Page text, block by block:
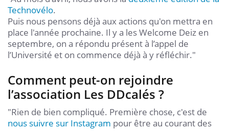
Technovélo.
Puis nous pensons déjà aux actions qu'on mettra en
place l'année prochaine. Il y a les Welcome Deiz en
septembre, on a répondu présent à l’appel de
l’Université et on commence déjà à y réfléchir."
Comment peut-on rejoindre
l’association Les DDcalés ?
"Rien de bien compliqué. Première chose, c'est de
nous suivre sur Instagram pour être au courant des